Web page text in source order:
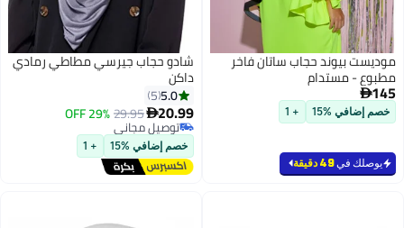
4
موديست بيوند حجاب ساتان فاخر
مطبوع - مستدام
145
خصم إضافي %15 + 1
يوصلك في49 دقيقة
شادو حجاب جيرسي مطاطي رمادي
داكن
5.0
5
20.99
29.95
29% OFF
توصيل مجاني
توصيل مجاني
خصم إضافي %15 + 1